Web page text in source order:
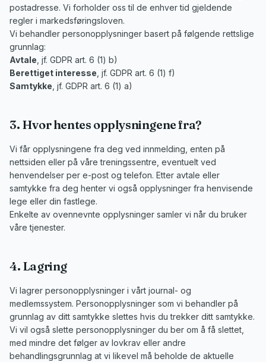
postadresse. Vi forholder oss til de enhver tid gjeldende
regler i markedsføringsloven.
Vi behandler personopplysninger basert på følgende rettslige
grunnlag:
Avtale , jf. GDPR art. 6 (1) b)
Berettiget interesse , jf. GDPR art. 6 (1) f)
Samtykke , jf. GDPR art. 6 (1) a)
3. Hvor hentes opplysningene fra?
Vi får opplysningene fra deg ved innmelding, enten på
nettsiden eller på våre treningssentre, eventuelt ved
henvendelser per e-post og telefon. Etter avtale eller
samtykke fra deg henter vi også opplysninger fra henvisende
lege eller din fastlege.
Enkelte av ovennevnte opplysninger samler vi når du bruker
våre tjenester.
4. Lagring
Vi lagrer personopplysninger i vårt journal- og
medlemssystem. Personopplysninger som vi behandler på
grunnlag av ditt samtykke slettes hvis du trekker ditt samtykke.
Vi vil også slette personopplysninger du ber om å få slettet,
med mindre det følger av lovkrav eller andre
behandlingsgrunnlag at vi likevel må beholde de aktuelle